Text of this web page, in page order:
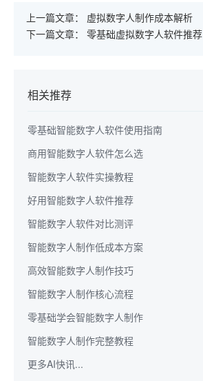
上一篇文章： 虚拟数字人制作成本解析
下一篇文章： 零基础虚拟数字人软件推荐
相关推荐
零基础智能数字人软件使用指南
商用智能数字人软件怎么选
智能数字人软件实操教程
好用智能数字人软件推荐
智能数字人软件对比测评
智能数字人制作低成本方案
高效智能数字人制作技巧
智能数字人制作核心流程
零基础学会智能数字人制作
智能数字人制作完整教程
更多AI快讯...